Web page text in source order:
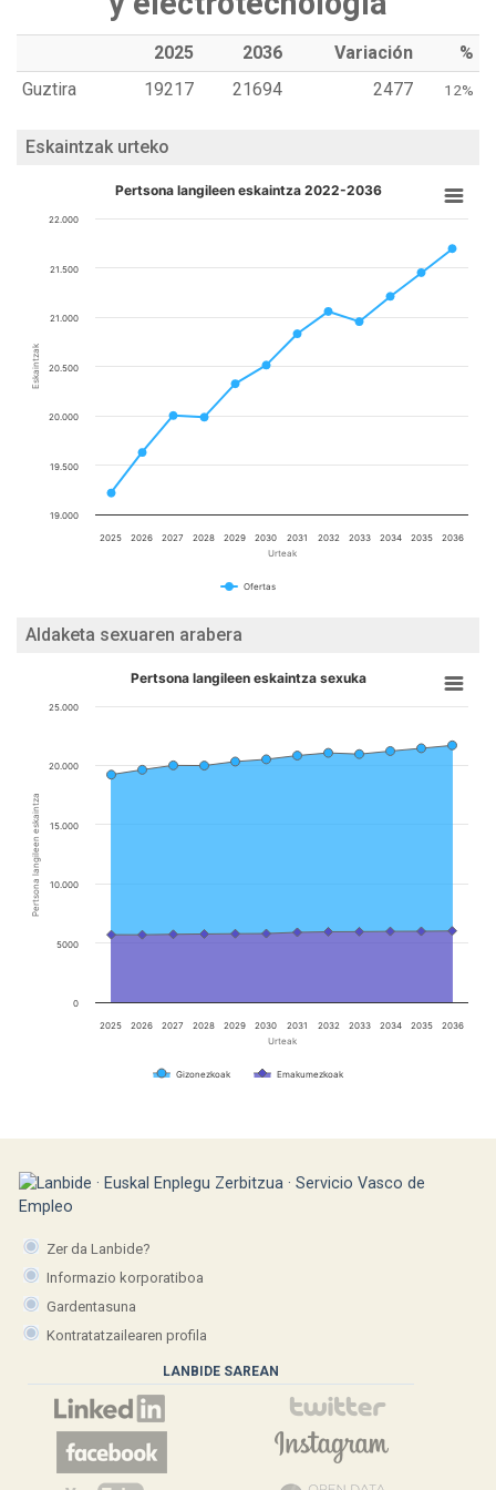
2025 2036 Variación
%
Guztira
19217 21694 2477 12%
Eskaintzak urteko
Urteak
Eskaintzak
Pertsona langileen eskaintza 2022-2036
Ofertas
2025 2026 2027 2028 2029 2030 2031 2032 2033 2034 2035 2036
19.000
19.500
20.000
20.500
21.000
21.500
22.000
Aldaketa sexuaren arabera
Urteak
Pertsona langileen eskaintza
Pertsona langileen eskaintza sexuka
Gizonezkoak Emakumezkoak
2025 2026 2027 2028 2029 2030 2031 2032 2033 2034 2035 2036
0
5000
10.000
15.000
20.000
25.000
Zer da Lanbide?
Informazio korporatiboa
Gardentasuna
Kontratatzailearen profila
LANBIDE SAREAN